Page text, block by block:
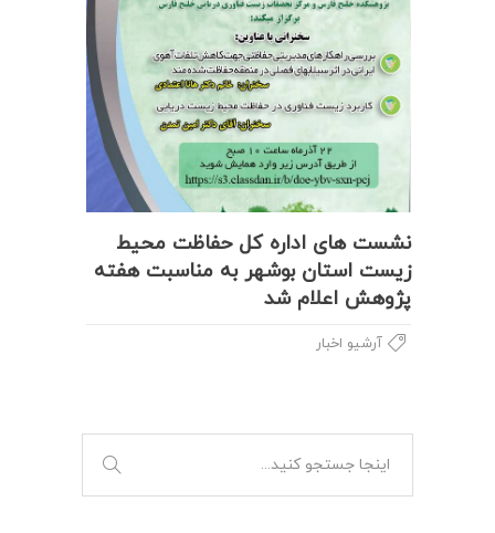
نشست های اداره کل حفاظت محیط
زیست استان بوشهر به مناسبت هفته
پژوهش اعلام شد
آرشیو اخبار